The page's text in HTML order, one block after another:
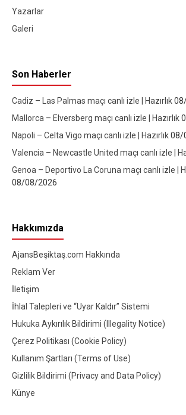
Yazarlar
Galeri
Son Haberler
Cadiz – Las Palmas maçı canlı izle | Hazırlık
Mallorca – Elversberg maçı canlı izle | Hazırlık
Napoli – Celta Vigo maçı canlı izle | Hazırlık08/
Valencia – Newcastle United maçı canlı izle |
Genoa – Deportivo La Coruna maçı canlı izle |
08/08/2026
Hakkımızda
AjansBeşiktaş.com Hakkında
Reklam Ver
İletişim
İhlal Talepleri ve “Uyar Kaldır” Sistemi
Hukuka Aykırılık Bildirimi (Illegality Notice)
Çerez Politikası (Cookie Policy)
Kullanım Şartları (Terms of Use)
Gizlilik Bildirimi (Privacy and Data Policy)
Künye